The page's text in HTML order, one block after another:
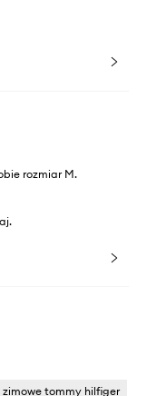
rozmiar M.
zimowe tommy hilfiger